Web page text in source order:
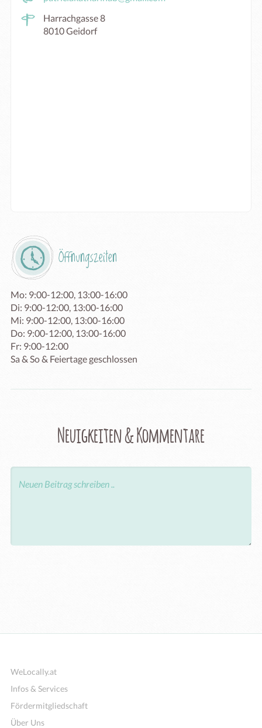
Harrachgasse 8
8010 Geidorf
Öffnungszeiten
Mo: 9:00-12:00, 13:00-16:00
Di: 9:00-12:00, 13:00-16:00
Mi: 9:00-12:00, 13:00-16:00
Do: 9:00-12:00, 13:00-16:00
Fr: 9:00-12:00
Sa & So & Feiertage geschlossen
Neuigkeiten & Kommentare
WeLocally.at
Infos & Services
Fördermitgliedschaft
Über Uns